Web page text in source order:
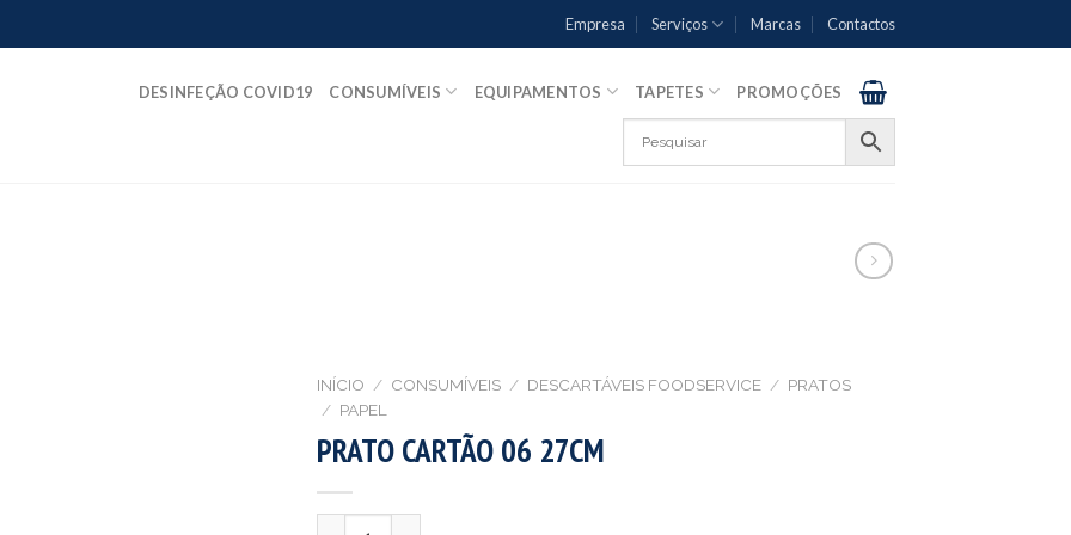
Empresa Serviços Marcas Contactos
DESINFEÇÃO COVID19 CONSUMÍVEIS EQUIPAMENTOS TAPETES PROMOÇÕES
INÍCIO / CONSUMÍVEIS / DESCARTÁVEIS FOODSERVICE / PRATOS
/ PAPEL
PRATO CARTÃO 06 27CM